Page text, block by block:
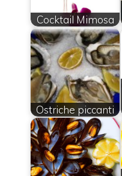
Cocktail Mimosa
Ostriche piccanti